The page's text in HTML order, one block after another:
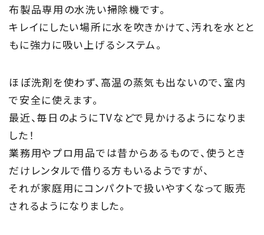
布製品専用の水洗い掃除機です。
キレイにしたい場所に水を吹きかけて、汚れを水とと
もに強力に吸い上げるシステム。
ほぼ洗剤を使わず、高温の蒸気も出ないので、室内
で安全に使えます。
最近、毎日のようにTVなどで見かけるようになりま
した！
業務用やプロ用品では昔からあるもので、使うとき
だけレンタルで借りる方もいるようですが、
それが家庭用にコンパクトで扱いやすくなって販売
されるようになりました。